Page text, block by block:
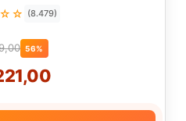
(8.479)
56%